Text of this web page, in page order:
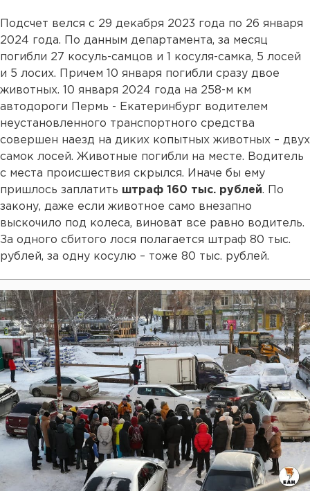
Подсчет велся с 29 декабря 2023 года по 26 января
2024 года. По данным департамента, за месяц
погибли 27 косуль-самцов и 1 косуля-самка, 5 лосей
и 5 лосих. Причем 10 января погибли сразу двое
животных. 10 января 2024 года на 258-м км
автодороги Пермь - Екатеринбург водителем
неустановленного транспортного средства
совершен наезд на диких копытных животных – двух
самок лосей. Животные погибли на месте. Водитель
с места происшествия скрылся. Иначе бы ему
пришлось заплатить штраф 160 тыс. рублей. По
закону, даже если животное само внезапно
выскочило под колеса, виноват все равно водитель.
За одного сбитого лося полагается штраф 80 тыс.
рублей, за одну косулю – тоже 80 тыс. рублей.